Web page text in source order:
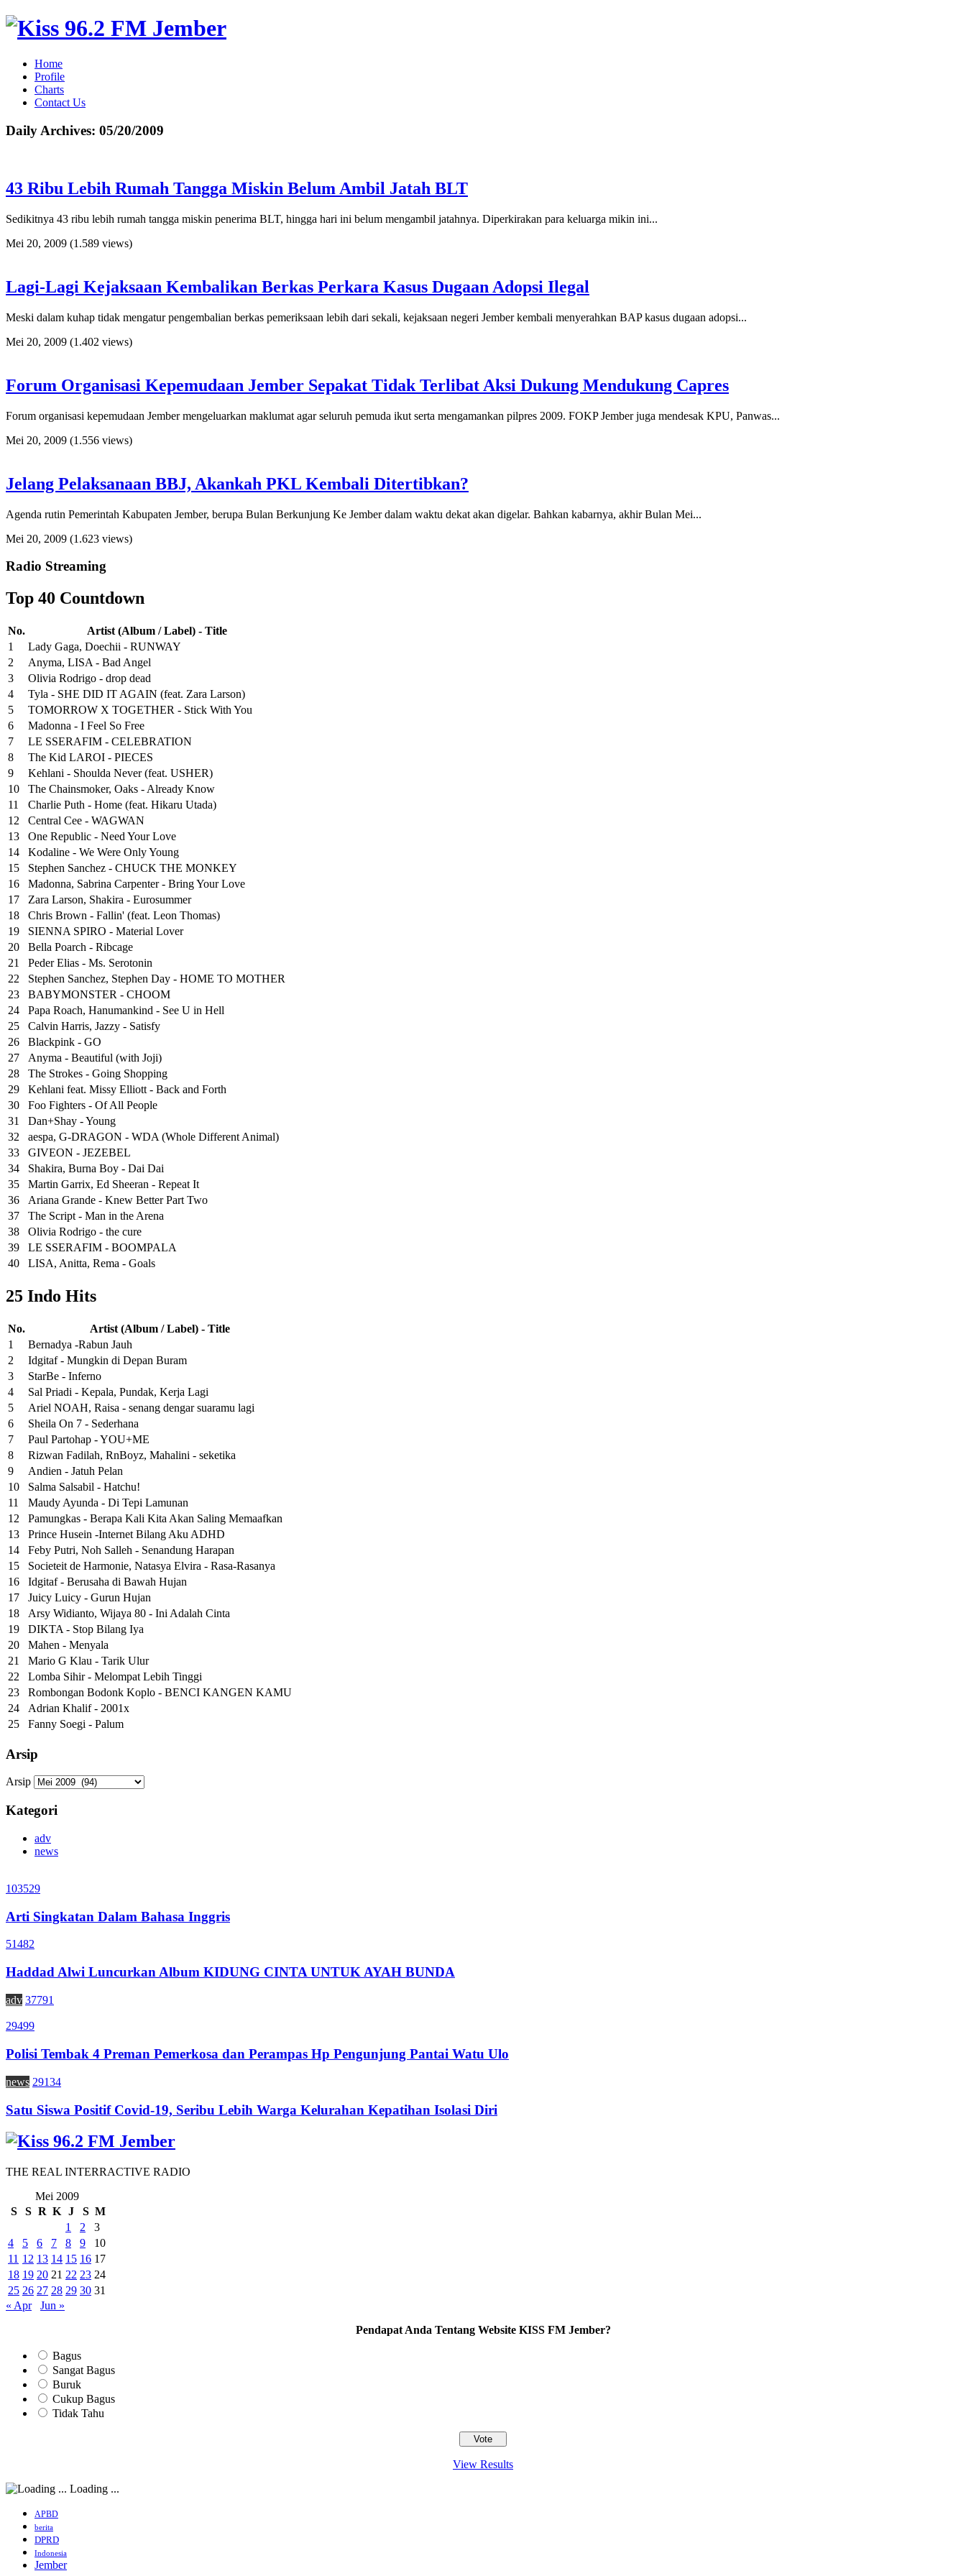
Home
Profile
Charts
Contact Us
Daily Archives: 05/20/2009
43 Ribu Lebih Rumah Tangga Miskin Belum Ambil Jatah BLT
Sedikitnya 43 ribu lebih rumah tangga miskin penerima BLT, hingga hari ini belum mengambil jatahnya. Diperkirakan para keluarga mikin ini...
Mei 20, 2009 (1.589 views)
Lagi-Lagi Kejaksaan Kembalikan Berkas Perkara Kasus Dugaan Adopsi Ilegal
Meski dalam kuhap tidak mengatur pengembalian berkas pemeriksaan lebih dari sekali, kejaksaan negeri Jember kembali menyerahkan BAP kasus dugaan adopsi...
Mei 20, 2009 (1.402 views)
Forum Organisasi Kepemudaan Jember Sepakat Tidak Terlibat Aksi Dukung Mendukung Capres
Forum organisasi kepemudaan Jember mengeluarkan maklumat agar seluruh pemuda ikut serta mengamankan pilpres 2009. FOKP Jember juga mendesak KPU, Panwas...
Mei 20, 2009 (1.556 views)
Jelang Pelaksanaan BBJ, Akankah PKL Kembali Ditertibkan?
Agenda rutin Pemerintah Kabupaten Jember, berupa Bulan Berkunjung Ke Jember dalam waktu dekat akan digelar. Bahkan kabarnya, akhir Bulan Mei...
Mei 20, 2009 (1.623 views)
Radio Streaming
Top 40 Countdown
No.
Artist (Album / Label) - Title
1
Lady Gaga, Doechii - RUNWAY
2
Anyma, LISA - Bad Angel
3
Olivia Rodrigo - drop dead
4
Tyla - SHE DID IT AGAIN (feat. Zara Larson)
5
TOMORROW X TOGETHER - Stick With You
6
Madonna - I Feel So Free
7
LE SSERAFIM - CELEBRATION
8
The Kid LAROI - PIECES
9
Kehlani - Shoulda Never (feat. USHER)
10
The Chainsmoker, Oaks - Already Know
11
Charlie Puth - Home (feat. Hikaru Utada)
12
Central Cee - WAGWAN
13
One Republic - Need Your Love
14
Kodaline - We Were Only Young
15
Stephen Sanchez - CHUCK THE MONKEY
16
Madonna, Sabrina Carpenter - Bring Your Love
17
Zara Larson, Shakira - Eurosummer
18
Chris Brown - Fallin' (feat. Leon Thomas)
19
SIENNA SPIRO - Material Lover
20
Bella Poarch - Ribcage
21
Peder Elias - Ms. Serotonin
22
Stephen Sanchez, Stephen Day - HOME TO MOTHER
23
BABYMONSTER - CHOOM
24
Papa Roach, Hanumankind - See U in Hell
25
⁠Calvin Harris, Jazzy - Satisfy
26
Blackpink - GO
27
Anyma - Beautiful (with Joji)
28
The Strokes - Going Shopping
29
Kehlani feat. Missy Elliott - Back and Forth
30
Foo Fighters - Of All People
31
Dan+Shay - Young
32
aespa, G-DRAGON - WDA (Whole Different Animal)
33
GIVEON - JEZEBEL
34
Shakira, Burna Boy - Dai Dai
35
Martin Garrix, Ed Sheeran - Repeat It
36
Ariana Grande - Knew Better Part Two
37
The Script - Man in the Arena
38
Olivia Rodrigo - the cure
39
LE SSERAFIM - BOOMPALA
40
LISA, Anitta, Rema - Goals
25 Indo Hits
No.
Artist (Album / Label) - Title
1
Bernadya -Rabun Jauh
2
Idgitaf - Mungkin di Depan Buram
3
StarBe - Inferno
4
Sal Priadi - Kepala, Pundak, Kerja Lagi
5
Ariel NOAH, Raisa - senang dengar suaramu lagi
6
Sheila On 7 - Sederhana
7
Paul Partohap - YOU+ME
8
Rizwan Fadilah, RnBoyz, Mahalini - seketika
9
Andien - Jatuh Pelan
10
Salma Salsabil - Hatchu!
11
Maudy Ayunda - Di Tepi Lamunan
12
Pamungkas - Berapa Kali Kita Akan Saling Memaafkan
13
Prince Husein -Internet Bilang Aku ADHD
14
Feby Putri, Noh Salleh - Senandung Harapan
15
Societeit de Harmonie, Natasya Elvira - Rasa-Rasanya
16
Idgitaf - Berusaha di Bawah Hujan
17
Juicy Luicy - Gurun Hujan
18
Arsy Widianto, Wijaya 80 - Ini Adalah Cinta
19
DIKTA - Stop Bilang Iya
20
Mahen - Menyala
21
Mario G Klau - Tarik Ulur
22
Lomba Sihir - Melompat Lebih Tinggi
23
Rombongan Bodonk Koplo - BENCI KANGEN KAMU
24
Adrian Khalif - 2001x
25
Fanny Soegi - Palum
Arsip
Arsip
Kategori
adv
news
103529
Arti Singkatan Dalam Bahasa Inggris
51482
Haddad Alwi Luncurkan Album KIDUNG CINTA UNTUK AYAH BUNDA
adv 37791
29499
Polisi Tembak 4 Preman Pemerkosa dan Perampas Hp Pengunjung Pantai Watu Ulo
news 29134
Satu Siswa Positif Covid-19, Seribu Lebih Warga Kelurahan Kepatihan Isolasi Diri
THE REAL INTERRACTIVE RADIO
Mei 2009
S
S R K J S M
1
2
3
4
5 6 7 8 9
10
11 12 13 14 15 16 17
18 19 20 21 22 23 24
25 26 27 28 29 30 31
« Apr
Jun »
Pendapat Anda Tentang Website KISS FM Jember?
Bagus
Sangat Bagus
Buruk
Cukup Bagus
Tidak Tahu
View Results
Loading ...
APBD
berita
DPRD
Indonesia
Jember